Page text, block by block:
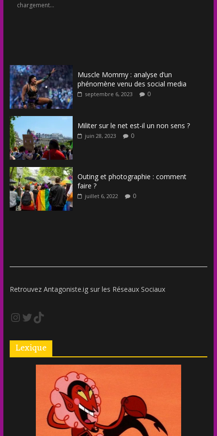
chargement…
Muscle Mommy : analyse d’un
phénomène venu des social media
septembre 6, 2023 0
Militer sur le net est-il un non sens ?
juin 28, 2023 0
Outing et photographie : comment
faire ?
juillet 6, 2022 0
Retrouvez Antagoniste.ig sur les Réseaux Sociaux
Lexique